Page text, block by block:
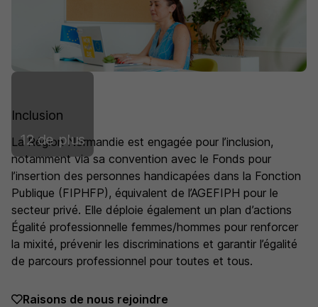
12 de plus
Inclusion
La Région Normandie est engagée pour l’inclusion,
notamment via sa convention avec le Fonds pour
l’insertion des personnes handicapées dans la Fonction
Publique (FIPHFP), équivalent de l’AGEFIPH pour le
secteur privé. Elle déploie également un plan d’actions
Égalité professionnelle femmes/hommes pour renforcer
la mixité, prévenir les discriminations et garantir l’égalité
de parcours professionnel pour toutes et tous.
Raisons de nous rejoindre